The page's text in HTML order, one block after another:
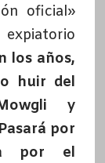
oficial»
los años,
huir del
y
por
por el